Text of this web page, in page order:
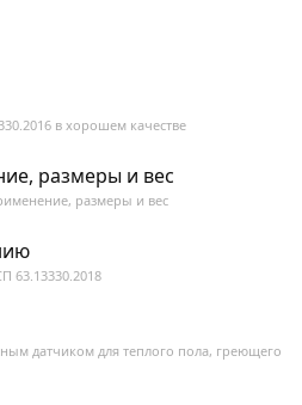
в хорошем качестве
размеры и вес
размеры и вес
63.13330.2018
датчиком для теплого пола, греющего